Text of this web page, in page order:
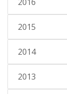
2015
2014
2013